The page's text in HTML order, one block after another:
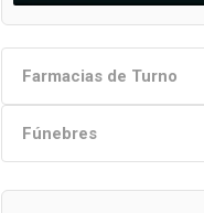
Farmacias de Turno
Fúnebres